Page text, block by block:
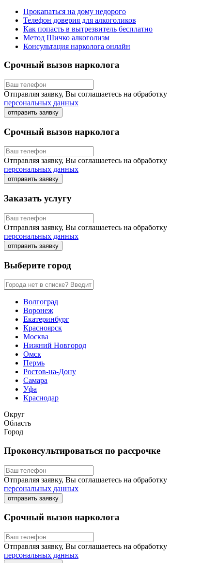
Прокапаться на дому недорого
Телефон доверия для алкоголиков
Как попасть в вытрезвитель бесплатно
Метод Шичко алкоголизм
Консультация нарколога онлайн
Срочный вызов нарколога
Отправляя заявку, Вы соглашаетесь на обработку
персональных данных
отправить заявку
Срочный вызов нарколога
Отправляя заявку, Вы соглашаетесь на обработку
персональных данных
отправить заявку
Заказать услугу
Отправляя заявку, Вы соглашаетесь на обработку
персональных данных
отправить заявку
Выберите город
Волгоград
Воронеж
Екатеринбург
Красноярск
Москва
Нижний Новгород
Омск
Пермь
Ростов-на-Дону
Самара
Уфа
Краснодар
Округ
Область
Город
Проконсультироваться по рассрочке
Отправляя заявку, Вы соглашаетесь на обработку
персональных данных
отправить заявку
Срочный вызов нарколога
Отправляя заявку, Вы соглашаетесь на обработку
персональных данных